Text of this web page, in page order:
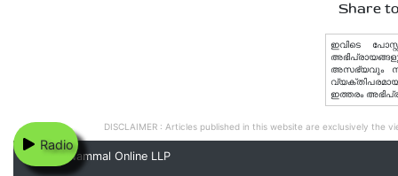
Radio
Share
ഇവിടെ
അസഭ്യവും
ഇത്തരം
DISCLAIMER : Articles published in this website are exclusively
© 2020 Nammal Online LLP